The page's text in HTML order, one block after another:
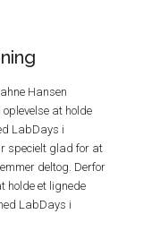
Hansen
at holde
LabDays i
specielt glad for at
deltog. Derfor
holde et lignede
LabDays i